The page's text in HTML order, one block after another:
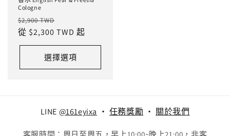
Cologne
定
價
$2,900 TWD
價
從 $2,300 TWD 起
選擇選項
LINE @161eyixa ‧ 任務獎勵 ‧ 關於我們